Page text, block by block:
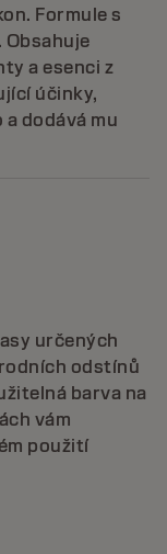
Formule s
a esenci z
účinky,
dodává mu
určených
odstínů
barva na
vám
použití